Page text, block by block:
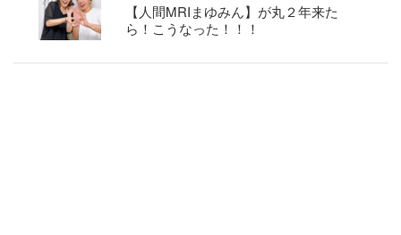
【人間MRIまゆみん】が丸２年来た
ら！こうなった！！！